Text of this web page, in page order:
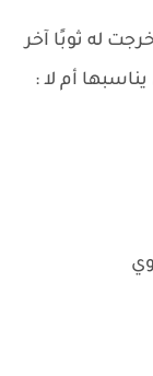
له ثوبًا آخر
أم لا :